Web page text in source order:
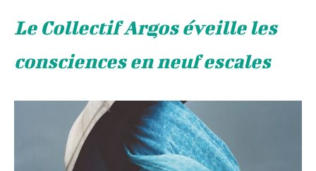
Le Collectif Argos éveille les
consciences en neuf escales